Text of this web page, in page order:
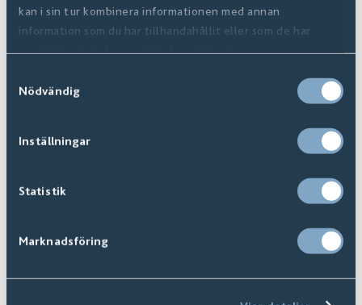
kan i sin tur kombinera informationen med annan
information som du har tillhandahållit eller som de har
samlat in när du har använt deras tjänster.
Nödvändig
Inställningar
Statistik
Marknadsföring
Signatur